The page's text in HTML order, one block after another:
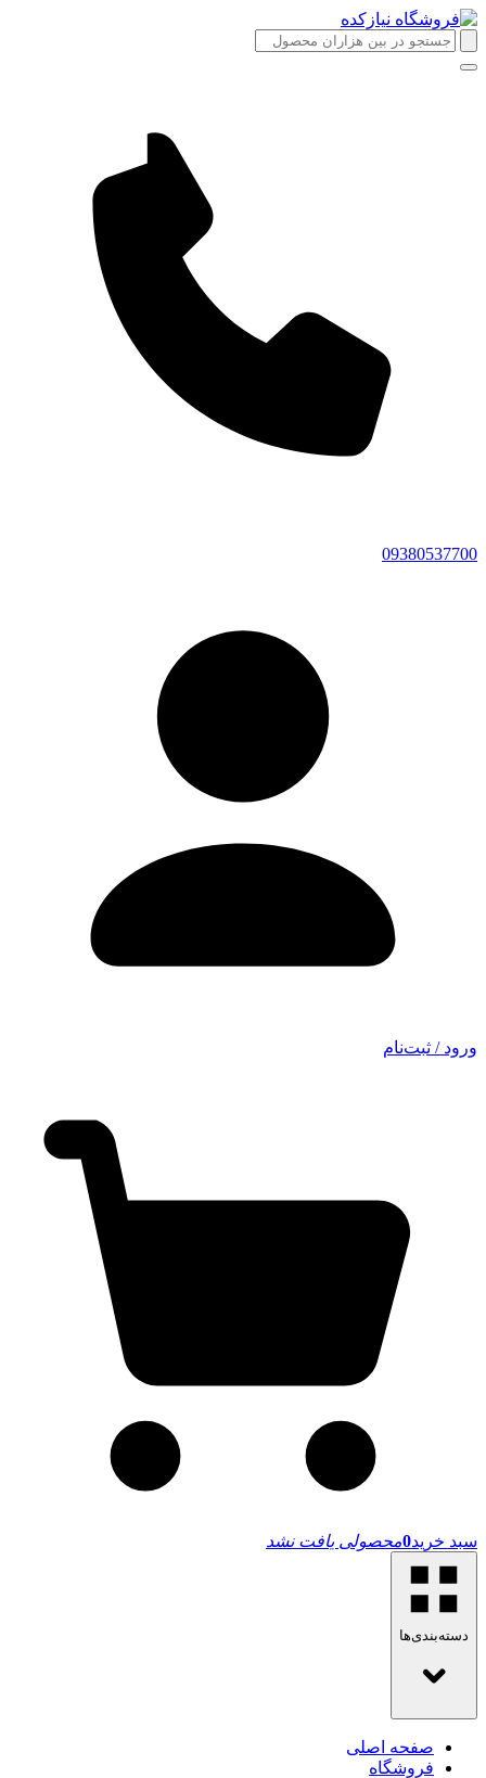
09380537700
ورود / ثبت‌نام
سبد خرید0محصولی یافت نشد
دسته‌بندی‌ها
صفحه اصلی
فروشگاه